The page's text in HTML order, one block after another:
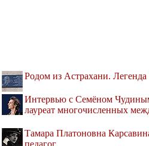
Родом из Астрахани. Легенда
Интервью с Семёном
лауреат многочисленных
Тамара Платоновна